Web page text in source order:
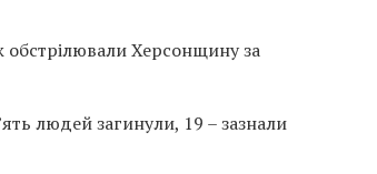
обстрілювали Херсонщину за
людей загинули, 19 – зазнали